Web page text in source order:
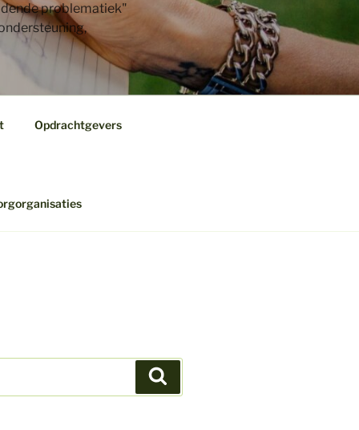
problematiek"​
Opdrachtgevers